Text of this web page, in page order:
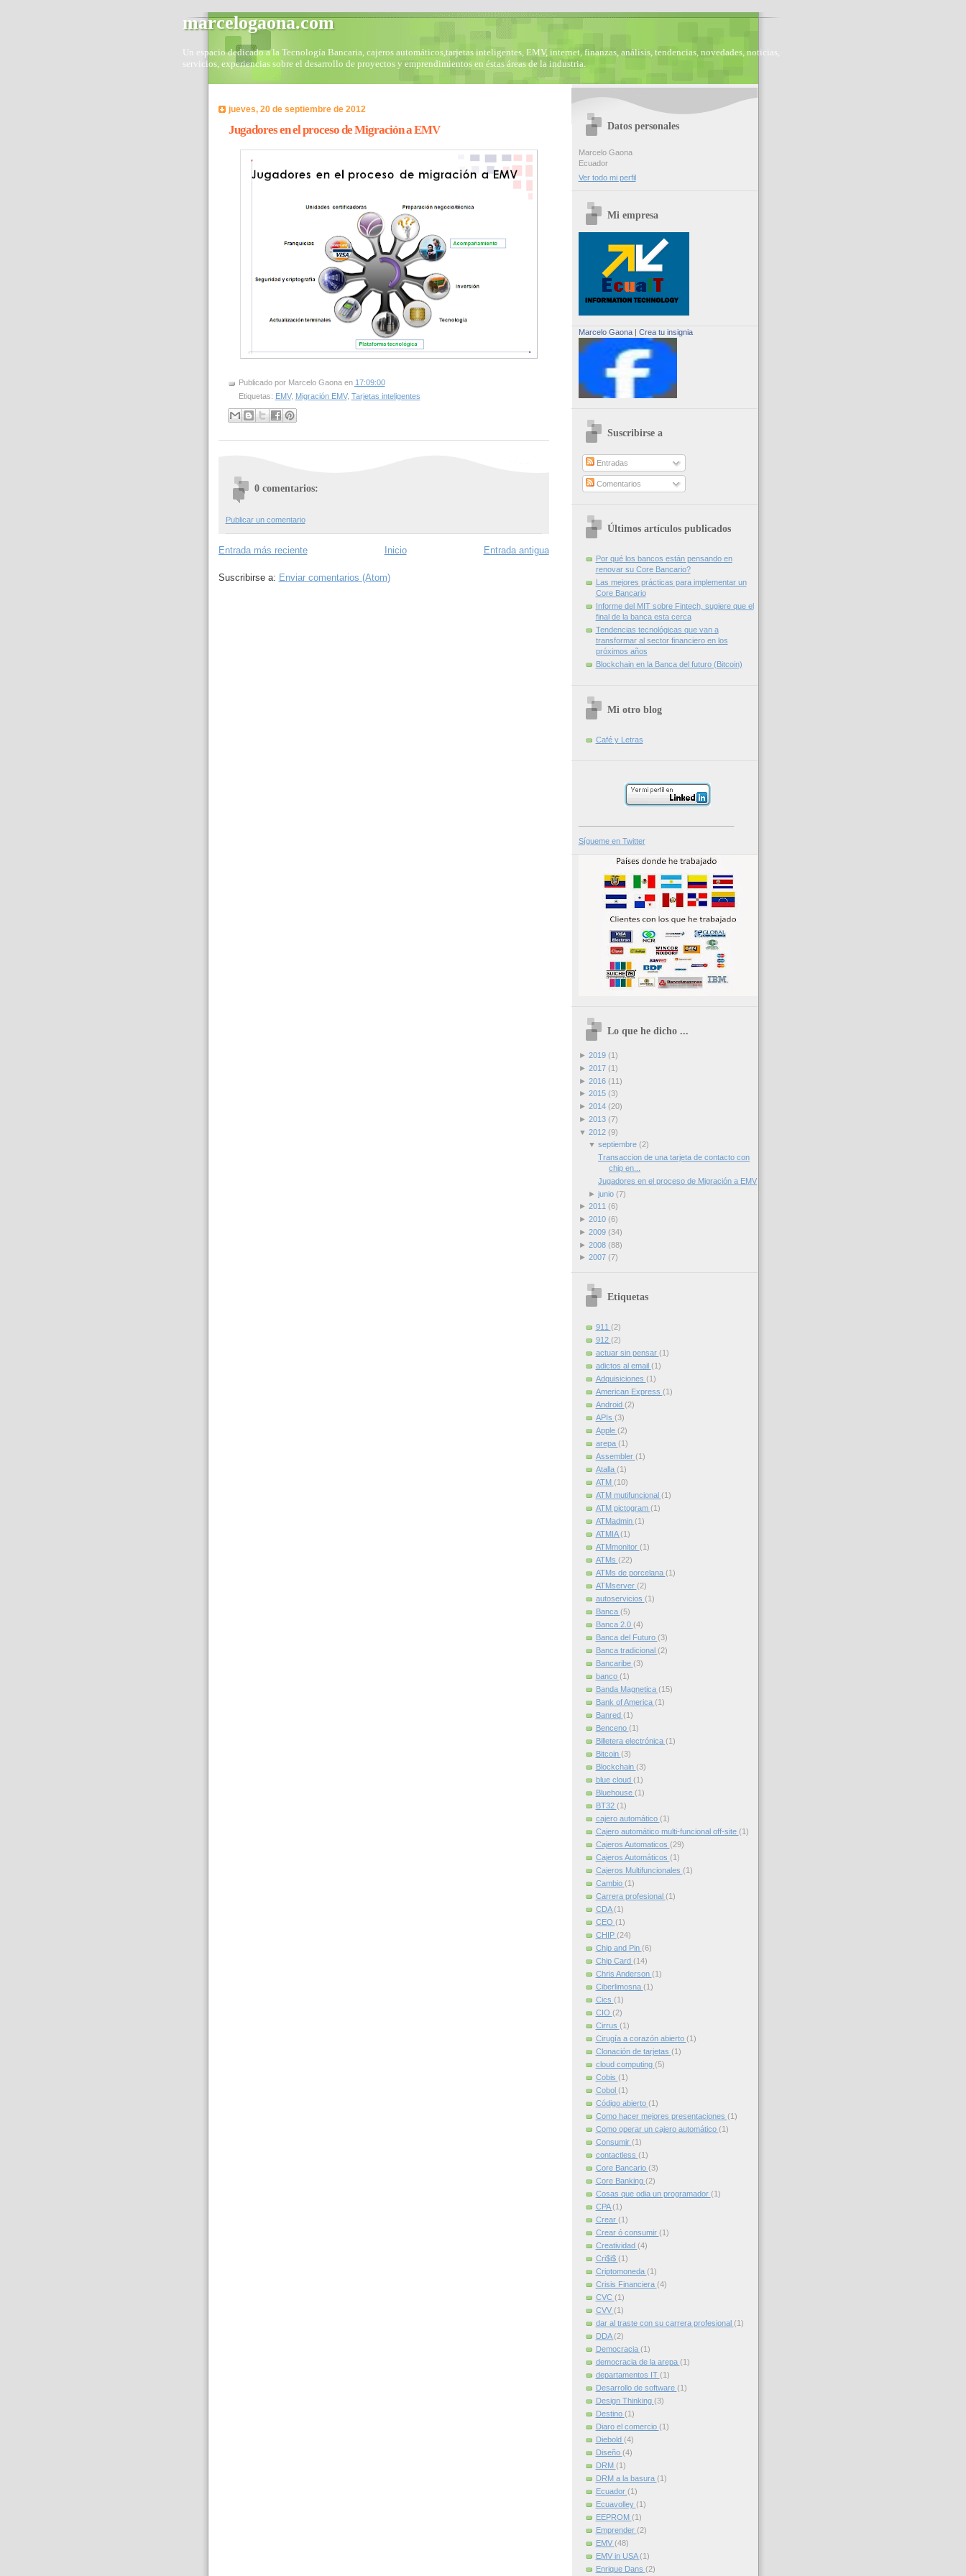
marcelogaona.com
Un espacio dedicado a la Tecnología Bancaria, cajeros automáticos,tarjetas inteligentes, EMV, internet, finanzas, análisis, tendencias, novedades, noticias,
servicios, experiencias sobre el desarrollo de proyectos y emprendimientos en éstas áreas de la industria.
jueves, 20 de septiembre de 2012
Jugadores en el proceso de Migración a EMV
Publicado por Marcelo Gaona en 17:09:00
Etiquetas: EMV, Migración EMV, Tarjetas inteligentes
0 comentarios:
Publicar un comentario
Entrada más reciente Entrada antigua
Inicio
Suscribirse a: Enviar comentarios (Atom)
Datos personales
Marcelo Gaona
Ecuador
Ver todo mi perfil
Mi empresa
Marcelo Gaona| Crea tu insignia
Suscribirse a
Entradas
Comentarios
Últimos artículos publicados
Por qué los bancos están pensando en
renovar su Core Bancario?
Las mejores prácticas para implementar un
Core Bancario
Informe del MIT sobre Fintech, sugiere que el
final de la banca esta cerca
Tendencias tecnológicas que van a
transformar al sector financiero en los
próximos años
Blockchain en la Banca del futuro (Bitcoin)
Mi otro blog
Café y Letras
Sígueme en Twitter
Lo que he dicho ...
► 2019 (1)
► 2017 (1)
► 2016 (11)
► 2015 (3)
► 2014 (20)
► 2013 (7)
▼ 2012 (9)
▼ septiembre (2)
Transaccion de una tarjeta de contacto con
chip en...
Jugadores en el proceso de Migración a EMV
► junio (7)
► 2011 (6)
► 2010 (6)
► 2009 (34)
► 2008 (88)
► 2007 (7)
Etiquetas
911 (2)
912 (2)
actuar sin pensar (1)
adictos al email (1)
Adquisiciones (1)
American Express (1)
Android (2)
APIs (3)
Apple (2)
arepa (1)
Assembler (1)
Atalla (1)
ATM (10)
ATM mutifuncional (1)
ATM pictogram (1)
ATMadmin (1)
ATMIA(1)
ATMmonitor (1)
ATMs (22)
ATMs de porcelana (1)
ATMserver (2)
autoservicios (1)
Banca (5)
Banca 2.0 (4)
Banca del Futuro (3)
Banca tradicional (2)
Bancaribe (3)
banco (1)
Banda Magnetica (15)
Bank of America (1)
Banred (1)
Benceno (1)
Billetera electrónica (1)
Bitcoin (3)
Blockchain (3)
blue cloud (1)
Bluehouse (1)
BT32 (1)
cajero automático (1)
Cajero automático multi-funcional off-site (1)
Cajeros Automaticos (29)
Cajeros Automáticos (1)
Cajeros Multifuncionales (1)
Cambio (1)
Carrera profesional (1)
CDA(1)
CEO (1)
CHIP (24)
Chip and Pin (6)
Chip Card (14)
Chris Anderson (1)
Ciberlimosna (1)
Cics (1)
CIO (2)
Cirrus (1)
Cirugía a corazón abierto (1)
Clonación de tarjetas (1)
cloud computing (5)
Cobis (1)
Cobol (1)
Código abierto (1)
Como hacer mejores presentaciones (1)
Como operar un cajero automático (1)
Consumir (1)
contactless (1)
Core Bancario (3)
Core Banking (2)
Cosas que odia un programador (1)
CPA(1)
Crear (1)
Crear ó consumir (1)
Creatividad (4)
Cri$i$ (1)
Criptomoneda (1)
Crisis Financiera (4)
CVC (1)
CVV (1)
dar al traste con su carrera profesional (1)
DDA(2)
Democracia (1)
democracia de la arepa (1)
departamentos IT (1)
Desarrollo de software (1)
Design Thinking (3)
Destino (1)
Diaro el comercio (1)
Diebold (4)
Diseño (4)
DRM (1)
DRM a la basura (1)
Ecuador (1)
Ecuavolley (1)
EEPROM (1)
Emprender (2)
EMV (48)
EMV in USA(1)
Enrique Dans (2)